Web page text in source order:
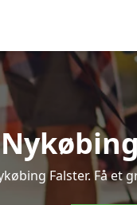
Falster. Få